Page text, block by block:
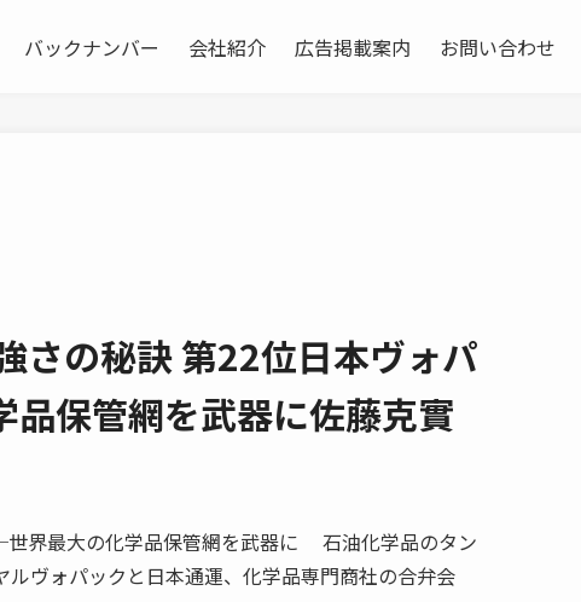
バックナンバー 会社紹介 広告掲載案内 お問い合わせ
さの秘訣 第22位日本ヴォパ
保管網を武器に佐藤克實
界最大の化学品保管網を武器に 石油化学品のタン
ヴォパックと日本通運、化学品専門商社の合弁会